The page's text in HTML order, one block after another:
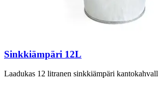
Sinkkiämpäri 12L
Laadukas 12 litranen sinkkiämpäri